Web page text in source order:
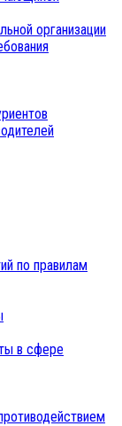
организации
по правилам
в сфере